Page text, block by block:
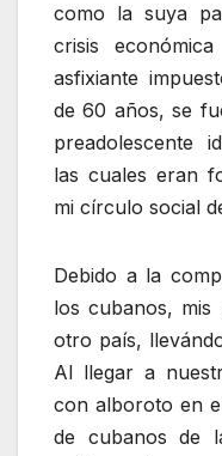
como la suya
crisis
asfixiante
de 60 años, se
preadolescente
las cuales eran
mi círculo social
Debido a la
los cubanos, mis
otro país,
Al llegar a
con alboroto en
de cubanos de